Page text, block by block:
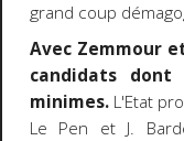
grand coup
Avec Zemmour
candidats
minimes.L'Etat
Le Pen et J.